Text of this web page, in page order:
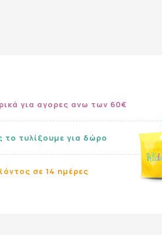
για αγορες ανω των 60€
το τυλίξουμε για δώρο
σε 14 ημέρες